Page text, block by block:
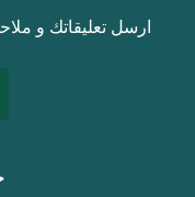
ارسل تعليقاتك و